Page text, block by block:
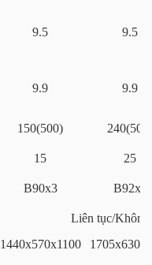
9.5 9.5
9.9 9.9
150(500)
240(500)
15 25
B90x3
B92x3
Liên tục/Không
1440x570x1100